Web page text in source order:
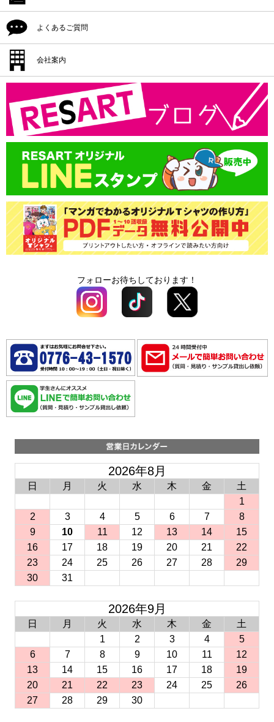
プリント方法
プリントサイズ
書体一覧
デザイン入稿
プリント方法
プリント色
プリントサイズ
書体一覧
シルクプリント料金
インクジェットプリント料金
カッティングプリント料金
版代
オプション料
よくあるご質問
配送・納期
返品・交換・キャンセル
支払方法
領収書の発行
版代
オプション料
会社案内
フォローお待ちしております！
2026年8月
日 月 火 水 木 金
土
1
2
3 4 5 6 7
8
9
10 11 12 13 14
15
16
17 18 19 20 21
22
23
24 25 26 27 28
29
30
31
2026年9月
日 月 火 水 木 金
土
1
2 3 4
5
6
7 8 9 10 11
12
13
14 15 16 17 18
19
20
21 22 23 24 25
26
27
28 29 30